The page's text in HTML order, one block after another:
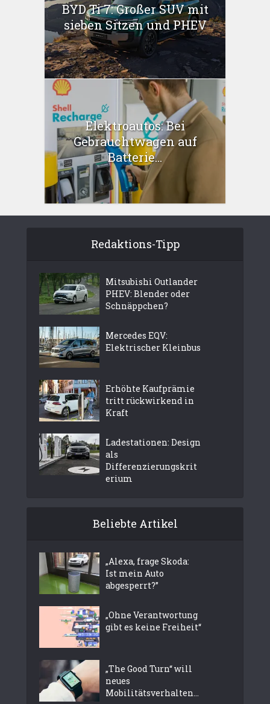
BYD Ti 7: Großer SUV mit
sieben Sitzen und PHEV
Elektroautos: Bei
Gebrauchtwagen auf
Batterie...
Redaktions-Tipp
Mitsubishi Outlander
PHEV: Blender oder
Schnäppchen?
Mercedes EQV:
Elektrischer Kleinbus
Erhöhte Kaufprämie
tritt rückwirkend in
Kraft
Ladestationen: Design
als
Differenzierungskrit
erium
Beliebte Artikel
„Alexa, frage Skoda:
Ist mein Auto
abgesperrt?”
„Ohne Verantwortung
gibt es keine Freiheit“
„The Good Turn“ will
neues
Mobilitätsverhalten...